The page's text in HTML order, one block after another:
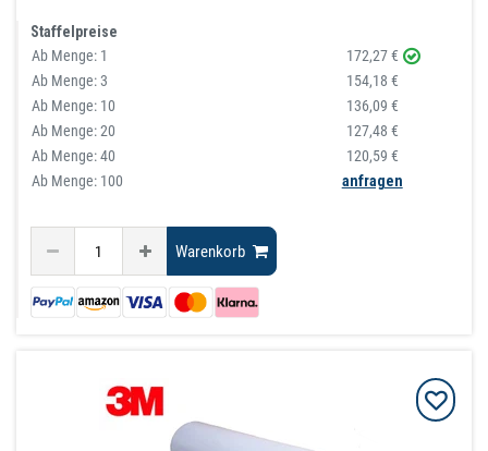
Staffelpreise
Ab Menge: 1
172,27 €
Ab Menge:3
154,18 €
Ab Menge: 10
136,09 €
Ab Menge:20
127,48 €
Ab Menge:40
120,59 €
Ab Menge: 100
anfragen
Warenkorb